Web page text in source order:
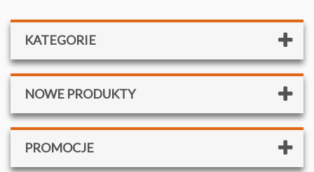
KATEGORIE
NOWE PRODUKTY
PROMOCJE